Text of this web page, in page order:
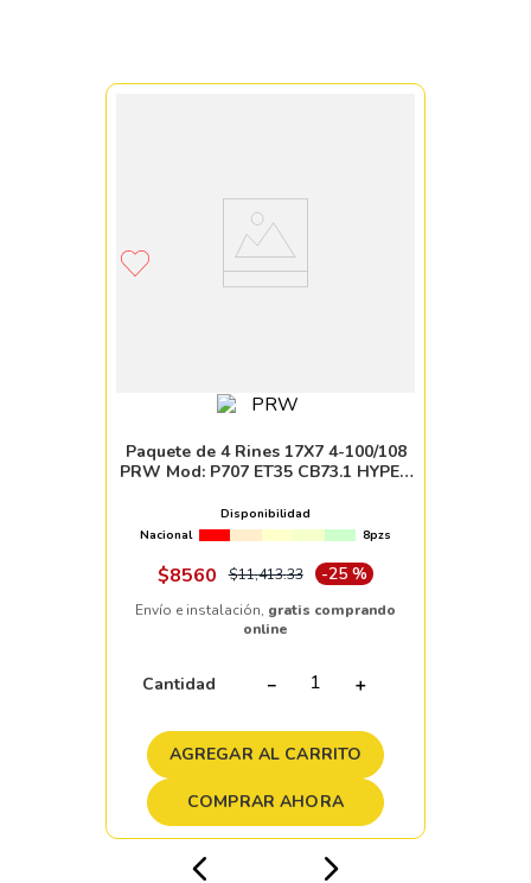
Paquete de 4 Rines 17X7 4-100/108
PRW Mod: P707 ET35 CB73.1 HYPER
Disponibilidad
Nacional
8pzs
$8560 $11,413.33 -25 %
Envío e instalación, gratis comprando
online
Cantidad ＋
－
AGREGAR AL CARRITO
COMPRAR AHORA